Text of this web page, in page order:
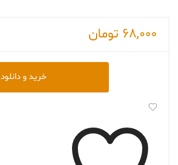
68,000 تومان
of
Life
عدد
خرید و دانلود